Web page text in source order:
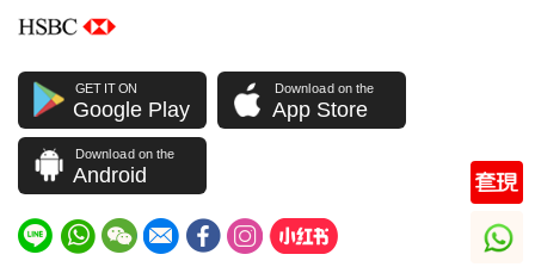
GET IT ON
Google Play
Download on the
App Store
Download on the
Android